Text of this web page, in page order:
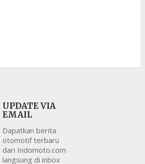
UPDATE VIA
EMAIL
Dapatkan berita
otomotif terbaru
dari Indomoto.com
langsung di inbox